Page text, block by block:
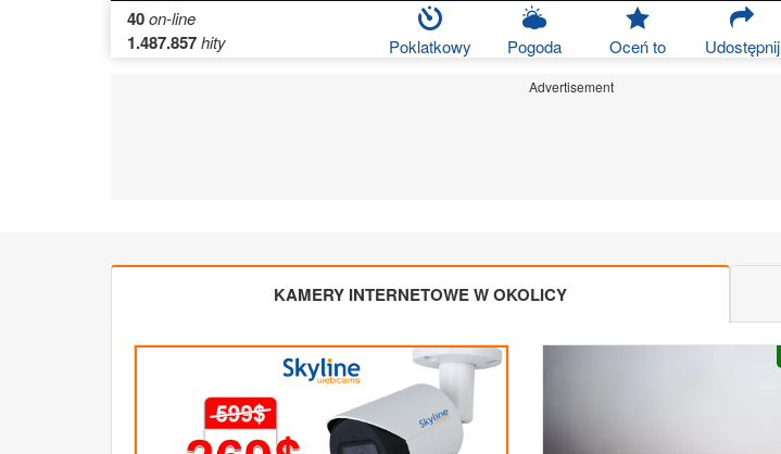
40on-line
1.487.857hity Poklatkowy Pogoda Oceń to Udostępnij
Advertisement
KAMERY INTERNETOWE W OKOLICY